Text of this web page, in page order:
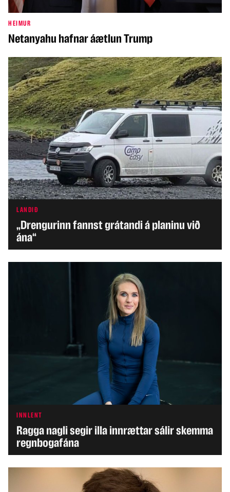
HEIMUR
Netanyahu hafnar áætlun Trump
LANDIÐ
„Drengurinn fannst grátandi á planinu við
ána“
INNLENT
Ragga nagli segir illa innrættar sálir skemma
regnbogafána